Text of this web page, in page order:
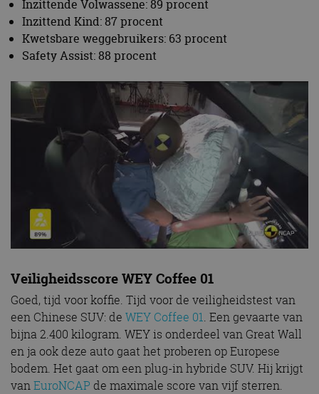
Inzittende Volwassene: 89 procent
Inzittend Kind: 87 procent
Kwetsbare weggebruikers: 63 procent
Safety Assist: 88 procent
Veiligheidsscore WEY Coffee 01
Goed, tijd voor koffie. Tijd voor de veiligheidstest van
een Chinese SUV: de WEY Coffee 01. Een gevaarte van
bijna 2.400 kilogram. WEY is onderdeel van Great Wall
en ja ook deze auto gaat het proberen op Europese
bodem. Het gaat om een plug-in hybride SUV. Hij krijgt
vanEuroNCAP de maximale score van vijf sterren.